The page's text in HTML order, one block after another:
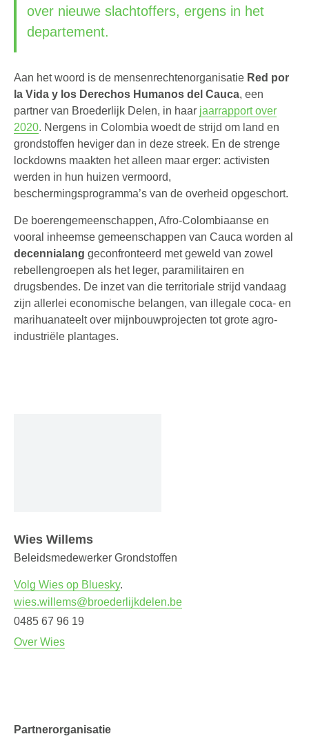
over nieuwe slachtoffers, ergens in het
departement.
Aan het woord is de mensenrechtenorganisatie Red por
la Vida y los Derechos Humanos del Cauca, een
partner van Broederlijk Delen, in haar jaarrapport over
2020. Nergens in Colombia woedt de strijd om land en
grondstoffen heviger dan in deze streek. En de strenge
lockdowns maakten het alleen maar erger: activisten
werden in hun huizen vermoord,
beschermingsprogramma’s van de overheid opgeschort.
De boerengemeenschappen, Afro-Colombiaanse en
vooral inheemse gemeenschappen van Cauca worden al
decennialang geconfronteerd met geweld van zowel
rebellengroepen als het leger, paramilitairen en
drugsbendes. De inzet van die territoriale strijd vandaag
zijn allerlei economische belangen, van illegale coca- en
marihuanateelt over mijnbouwprojecten tot grote agro-
industriële plantages.
Wies Willems
Beleidsmedewerker Grondstoffen
Volg Wies op Bluesky.
wies.willems@broederlijkdelen.be
0485 67 96 19
Over Wies
Partnerorganisatie